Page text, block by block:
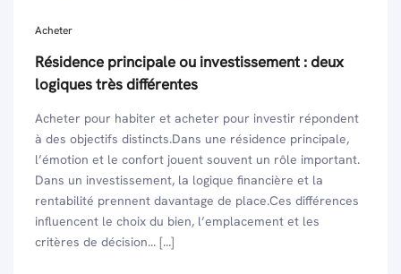
Acheter
Résidence principale ou investissement : deux
logiques très différentes
Acheter pour habiter et acheter pour investir répondent
à des objectifs distincts.Dans une résidence principale,
l’émotion et le confort jouent souvent un rôle important.
Dans un investissement, la logique financière et la
rentabilité prennent davantage de place.Ces différences
influencent le choix du bien, l’emplacement et les
critères de décision... [...]